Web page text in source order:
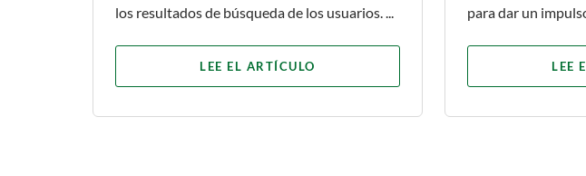
los resultados de búsqueda de los usuarios. ...
LEE EL ARTÍCULO
para dar un
LEE